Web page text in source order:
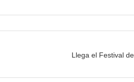
Llega el Festival